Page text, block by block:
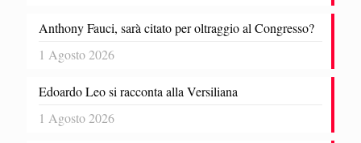
Anthony Fauci, sarà citato per oltraggio al Congresso?
1 Agosto 2026
Edoardo Leo si racconta alla Versiliana
1 Agosto 2026